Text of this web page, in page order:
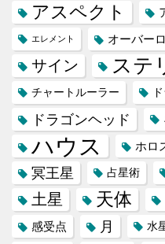
アスペクト
エレメント オーバー
サイン ステ
チャートルーラー
ドラゴンヘッド
ハウス ホロ
冥王星 占星術
土星 天体
感受点 月 水